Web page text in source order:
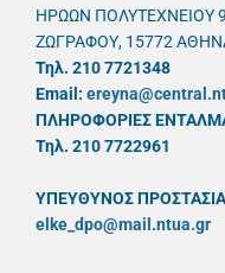
ΗΡΩΩΝ ΠΟΛΥΤΕΧΝΕΙΟΥ
ΖΩΓΡΑΦΟΥ, 15772
Τηλ. 210 7721348
Email:
ΠΛΗΡΟΦΟΡΙΕΣ
Τηλ. 210 7722961
ΥΠΕΥΘYΝΟΣ
elke_dpo@mail.ntua.gr